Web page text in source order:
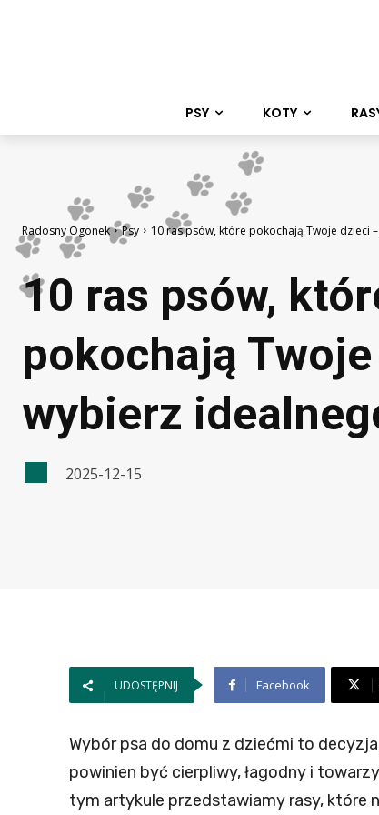
PSY KOTY
Radosny Ogonek Psy 10 ras psów, które pokochają Twoje dzieci
10 ras psów,
pokochają
wybierz
2025-12-15
UDOSTĘPNIJ Facebook
Wybór psa do domu z dziećmi to
powinien być cierpliwy, łagodny i
tym artykule przedstawiamy rasy, które